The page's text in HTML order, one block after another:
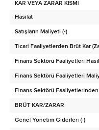
Canlı Varlıklar
Peşin Ödenmiş Giderler
İlişkili Taraflara Peşin
Cari Dönem Vergisiyle İlgili
Diğer Dönen Varlıklar
ARA TOPLAM
Satış Amaçlı Sınıflandırılan
DURAN VARLIKLAR
Finansal Yatırımlar
KAR VEYA ZARAR KISMI
Hasılat
Satışların Maliyeti (-)
Ticari Faaliyetlerden Brüt Kar
Finans Sektörü Faaliyetleri
Finans Sektörü Faaliyetleri
Finans Sektörü Faaliyetlerinden
BRÜT KAR/ZARAR
Genel Yönetim Giderleri (-)